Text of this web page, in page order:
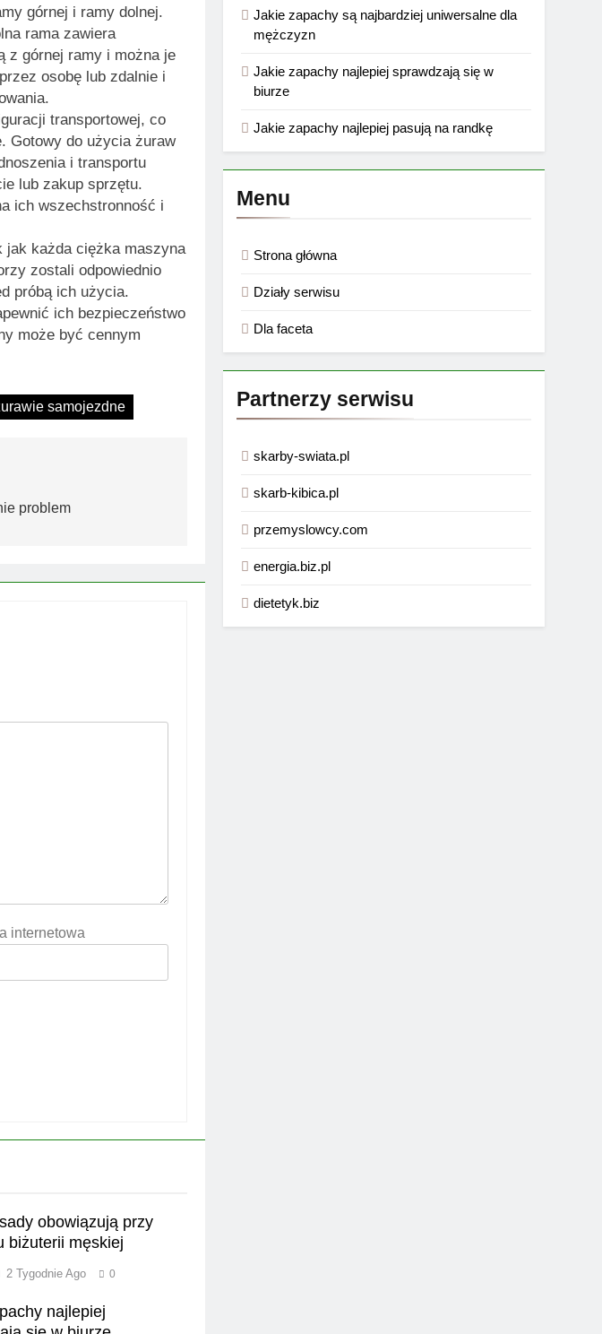
górnej i ramy dolnej.
rama zawiera
z górnej ramy i można je
osobę lub zdalnie i
transportowej, co
Gotowy do użycia żuraw
i transportu
lub zakup sprzętu.
ich wszechstronność i
jak każda ciężka maszyna
zostali odpowiednio
próbą ich użycia.
ich bezpieczeństwo
może być cennym
samojezdne
problem
internetowa
obowiązują przy
biżuterii męskiej
2 Tygodnie Ago 0
najlepiej
Jakie zapachy są najbardziej uniwersalne dla
mężczyzn
Jakie zapachy najlepiej sprawdzają się w
biurze
Jakie zapachy najlepiej pasują na randkę
Menu
Strona główna
Działy serwisu
Dla faceta
Partnerzy serwisu
skarby-swiata.pl
skarb-kibica.pl
przemyslowcy.com
energia.biz.pl
dietetyk.biz